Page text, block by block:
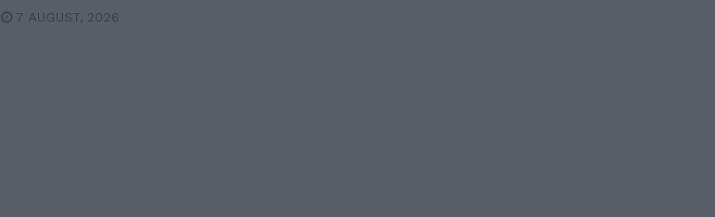
7 AUGUST, 2026